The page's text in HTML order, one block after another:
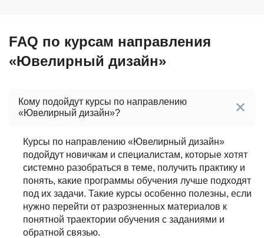
FAQ по курсам направления
«Ювелирный дизайн»
Кому подойдут курсы по направлению
«Ювелирный дизайн»?
Курсы по направлению «Ювелирный дизайн»
подойдут новичкам и специалистам, которые хотят
системно разобраться в теме, получить практику и
понять, какие программы обучения лучше подходят
под их задачи. Такие курсы особенно полезны, если
нужно перейти от разрозненных материалов к
понятной траектории обучения с заданиями и
обратной связью.